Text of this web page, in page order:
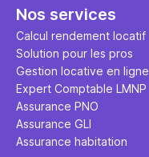
Nos services
Calcul rendement locatif
Solution pour les pros
Gestion locative en ligne
Expert Comptable LMNP
Assurance PNO
Assurance GLI
Assurance habitation